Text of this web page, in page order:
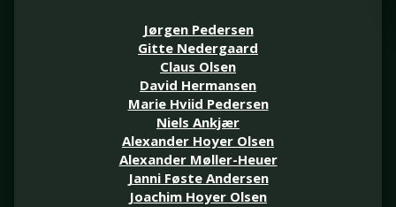
Jørgen Pedersen
Gitte Nedergaard
Claus Olsen
David Hermansen
Marie Hviid Pedersen
Niels Ankjær
Alexander Hoyer Olsen
Alexander Møller-Heuer
Janni Føste Andersen
Joachim Hoyer Olsen